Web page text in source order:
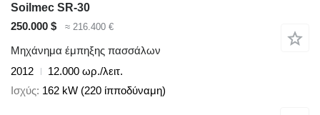
Soilmec SR-30
250.000 $
≈ 216.400 €
Μηχάνημα έμπηξης πασσάλων
2012
12.000 ωρ./λειτ.
Ισχύς 162 kW (220 ίπποδύναμη)